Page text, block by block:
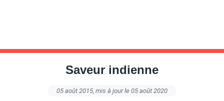
Saveur indienne
05 août 2015, mis à jour le 05 août 2020